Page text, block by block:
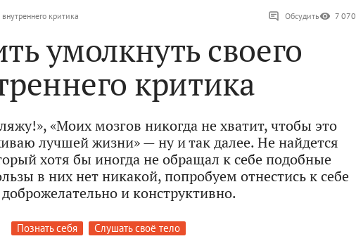
критика Обсудить 7 070
умолкнуть своего
критика
«Моих мозгов никогда не хватит, чтобы это
лучшей жизни» — ну и так далее. Не найдется
хотя бы иногда не обращал к себе подобные
в них нет никакой, попробуем отнестись к себе
и конструктивно.
Познать себя Слушать своё тело